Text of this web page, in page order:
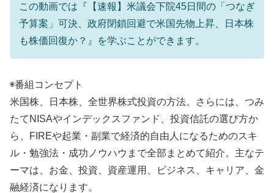
この動画では『【速報】米議会下院45日間の「つなぎ
予算案」可決、政府閉鎖回避で米国先物上昇、日本株
も株価回復か？』を学ぶことができます。
◉番組コンセプト
米国株、日本株、全世界株式投資の方法。さらには、つみ
たてNISAやインデックスファンド、投資信託の選び方か
ら、FIREや起業・副業で経済的自由人になるためのスキ
ル・勉強法・成功ノウハウまで全部まとめて紹介。主なテ
ーマは、お金、投資、資産運用、ビジネス、キャリア、金
融経済になります。